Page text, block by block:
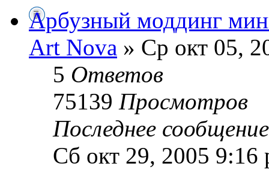
Арбузный моддинг
Art Nova » Ср окт 05,
5 Ответов
75139 Просмотров
Последнее
Сб окт 29, 2005 9:16